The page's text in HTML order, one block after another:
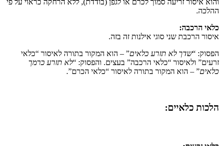
והוא איסור זריעה סמוך לכרם או לגפן (בודדת), ללא הרחקה כראוי על פי
ההלכה.
כלאי הרכבה:
איסור הרכבת שני סוגי אילנות זה בזה.
הפסוק: “שדך לא תזרע כלאים” – הוא המקור בתורה לאיסור “כלאי
זרעים” ולאיסור “כלאי הרכבה” בעצים. והפסוק: “לא תזרע כרמך
כלאים” – הוא המקור בתורה לאיסור “כלאי הכרם”.
הלכות כלאיים: